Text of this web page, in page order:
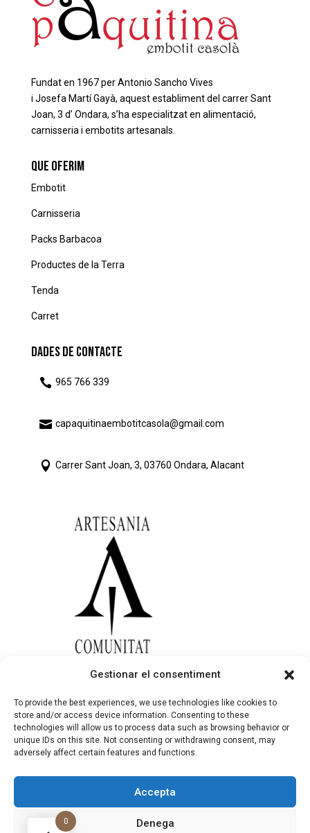
Gestionar el consentiment
To provide the best experiences, we use technologies like cookies to
store and/or access device information. Consenting to these
technologies will allow us to process data such as browsing behavior or
unique IDs on this site. Not consenting or withdrawing consent, may
adversely affect certain features and functions.
Accepta
Denega
Fundat en 1967 per Antonio Sancho Vives
i Josefa MartíGayà, aquest establiment del carrer Sant
Joan, 3 d’ Ondara, s’ha especialitzat en alimentació,
carnisseria i embotits artesanals.
que oferim
Embotit
Carnisseria
Packs Barbacoa
Productes de la Terra
Tenda
Carret
Dades de Contacte
 965 766 339
 capaquitinaembotitcasola@gmail.com
 Carrer Sant Joan, 3, 03760 Ondara, Alacant
Política de Privacidad
Cookies●Configuración de Cookies●Mapa del
Declaración de Accesibilidad
0